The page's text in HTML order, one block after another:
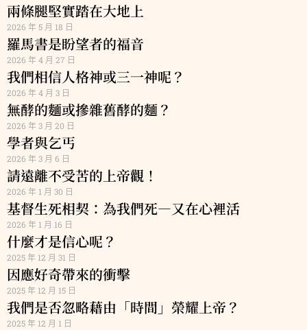
兩條腿堅實踏在大地上
2026 年 5 月 18 日
羅馬書是盼望者的福音
2026 年 4 月 27 日
我們相信人格神或三一神呢？
2026 年 4 月 3 日
無酵的麵或摻雜舊酵的麵？
2026 年 3 月 20 日
學者與乞丐
2026 年 3 月 6 日
請遠離不受苦的上帝觀！
2026 年 1 月 30 日
基督生死相契：為我們死—又在心裡活
2026 年 1 月 16 日
什麼才是信心呢？
2025 年 12 月 31 日
因應好奇帶來的衝擊
2025 年 12 月 15 日
我們是否忽略藉由「時間」榮耀上帝？
2025 年 12 月 1 日